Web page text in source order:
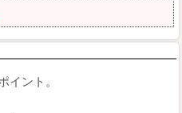
イント。